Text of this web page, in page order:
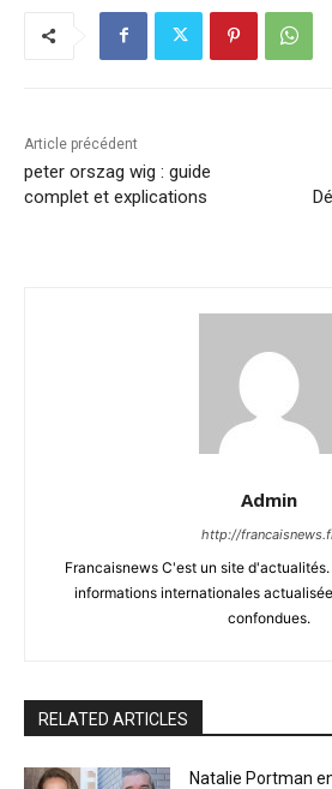
Article précédent
peter orszag wig : guide
complet et explications
Admin
http://
Francaisnews C'est un site
informations internationales
confondues.
RELATED ARTICLES
Natalie Portman